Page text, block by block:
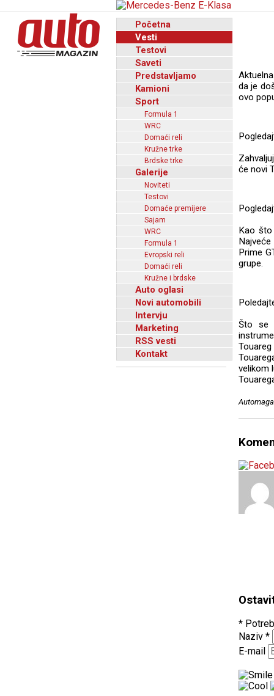
Početna
Vesti
Testovi
Saveti
Predstavljamo
Kamioni
Sport
Formula 1
WRC
Domaći reli
Kružne trke
Brdske trke
Galerije
Noviteti
Testovi
Domaće premijere
Sajam
WRC
Formula 1
Evropski reli
Domaći reli
Kružne i brdske
Auto oglasi
Novi automobili
Intervju
Marketing
RSS vesti
Kontakt
da je
ovo
će novi
Kao što
Prime
grupe.
Što se
velikom
*
Naziv *
E-mail